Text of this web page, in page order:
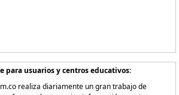
usuarios y centros educativos:
realiza diariamente un gran trabajo de